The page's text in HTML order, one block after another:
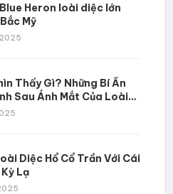
Heron loài diệc lớn
Mỹ
Thấy Gì? Những Bí Ẩn
Sau Ánh Mắt Của Loài
Diệc Hổ Cổ Trần Với Cái
Lạ